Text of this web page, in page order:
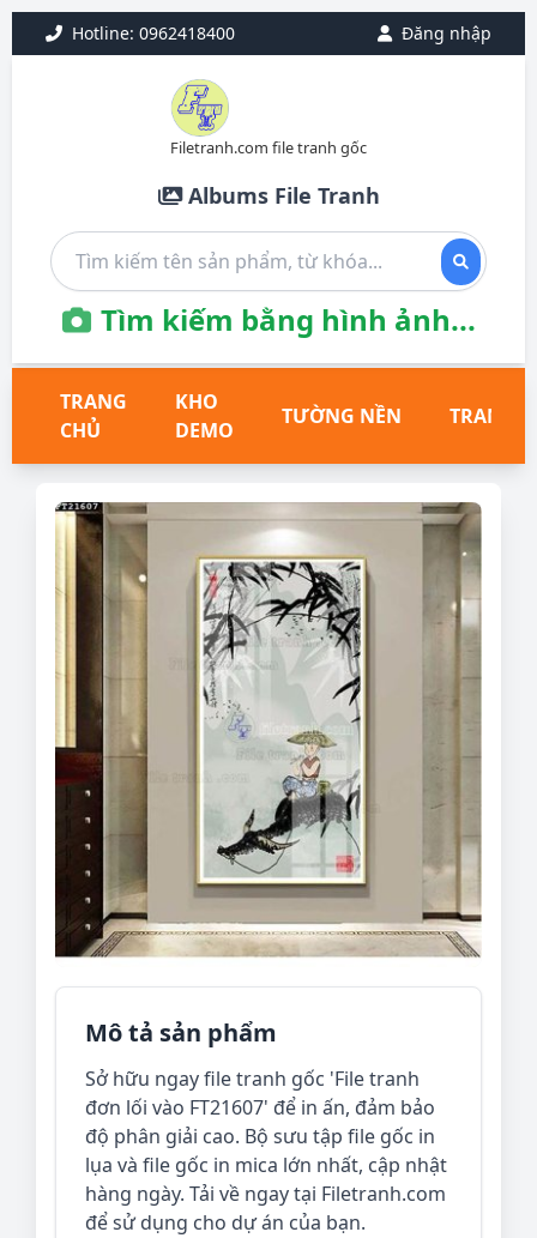
Hotline: 0962418400 Đăng nhập
Filetranh.com file tranh gốc
Albums File Tranh
Tìm kiếm bằng hình ảnh...
TRANG
CHỦ
KHO
DEMO
TƯỜNG NỀN TRANH
Mô tả sản phẩm
Sở hữu ngay file tranh gốc 'File tranh
đơn lối vào FT21607' để in ấn, đảm bảo
độ phân giải cao. Bộ sưu tập file gốc in
lụa và file gốc in mica lớn nhất, cập nhật
hàng ngày. Tải về ngay tại Filetranh.com
để sử dụng cho dự án của bạn.